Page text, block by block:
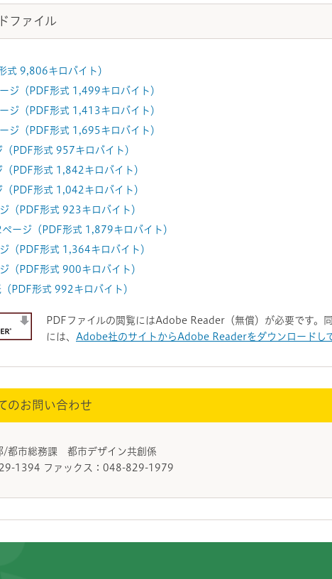
ファイル
式 9,806キロバイト）
ジ（PDF形式 1,499キロバイト）
ジ（PDF形式 1,413キロバイト）
ジ（PDF形式 1,695キロバイト）
PDF形式 957キロバイト）
PDF形式 1,842キロバイト）
PDF形式 1,042キロバイト）
（PDF形式 923キロバイト）
ージ（PDF形式 1,879キロバイト）
（PDF形式 1,364キロバイト）
（PDF形式 900キロバイト）
PDF形式 992キロバイト）
PDFファイルの閲覧にはAdobe Reader（無償）が必要です。
には、 Adobe社のサイトからAdobe Readerをダウンロードし
のお問い合わせ
/都市総務課 都市デザイン共創係
1394 ファックス：048-829-1979